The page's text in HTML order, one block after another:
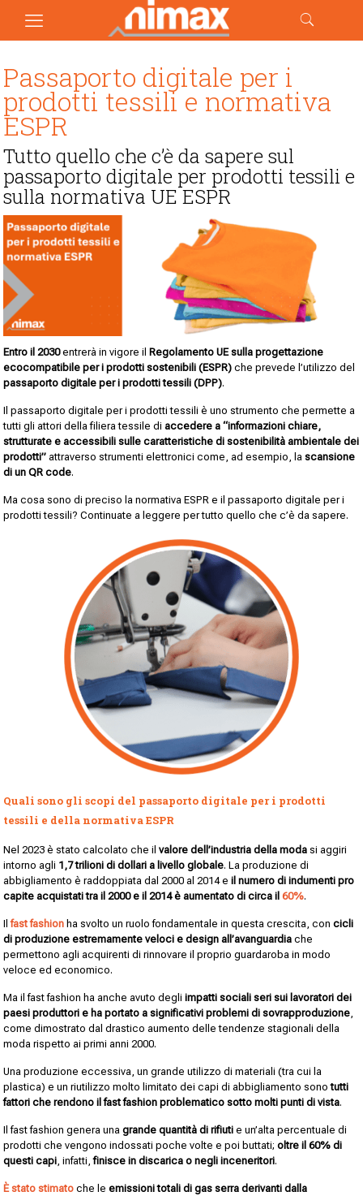
Passaporto digitale per i
prodotti tessili e normativa
ESPR
Tutto quello che c’è da sapere sul
passaporto digitale per prodotti tessili e
sulla normativa UE ESPR
Entro il 2030entrerà in vigore il Regolamento UE sulla progettazione
ecocompatibile per i prodotti sostenibili (ESPR) che prevede l’utilizzo del
passaporto digitale per i prodotti tessili (DPP).
Il passaporto digitale per i prodotti tessili è uno strumento che permette a
tutti gli attori della filiera tessile diaccedere a “informazioni chiare,
strutturate e accessibili sulle caratteristiche di sostenibilità ambientale dei
prodotti” attraverso strumenti elettronici come, ad esempio, lascansione
di un QR code.
Ma cosa sono di preciso la normativa ESPR e il passaporto digitale per i
prodotti tessili? Continuate a leggere per tutto quello che c’è da sapere.
Quali sono gli scopi del passaporto digitale per i prodotti
tessili e della normativa ESPR
Nel 2023 è stato calcolato che ilvalore dell’industria della moda si aggiri
intorno agli 1,7 trilioni di dollari a livello globale. La produzione di
abbigliamento è raddoppiata dal 2000 al 2014 eil numero di indumenti pro
capite acquistati tra il 2000 e il 2014 è aumentato di circa il60%.
Ilfast fashion ha svolto un ruolo fondamentale in questa crescita, concicli
di produzione estremamente veloci e design all’avanguardia che
permettono agli acquirenti di rinnovare il proprio guardaroba in modo
veloce ed economico.
Ma il fast fashion ha anche avuto degliimpatti sociali seri sui lavoratori dei
paesi produttori e ha portato a significativi problemi di sovrapproduzione,
come dimostrato dal drastico aumento delle tendenze stagionali della
moda rispetto ai primi anni 2000.
Una produzione eccessiva, un grande utilizzo di materiali (tra cui la
plastica) e un riutilizzo molto limitato dei capi di abbigliamento sonotutti
fattori che rendono il fast fashion problematico sotto molti punti di vista.
Il fast fashion genera unagrande quantità di rifiuti e un’alta percentuale di
prodotti che vengono indossati poche volte e poi buttati;oltre il 60% di
questi capi, infatti,finisce in discarica o negli inceneritori.
È stato stimato che leemissioni totali di gas serra derivanti dalla